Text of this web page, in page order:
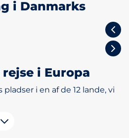
i Danmarks
i Europa
i en af de 12 lande, vi